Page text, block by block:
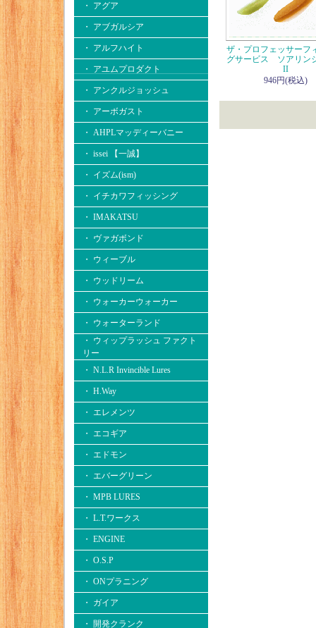
・ アグア
・ アブガルシア
・ アルフハイト
・ アユムプロダクト
・ アンクルジョッシュ
・ アーボガスト
・ AHPLマッディーバニー
・ issei 【一誠】
・ イズム(ism)
・ イチカワフィッシング
・ IMAKATSU
・ ヴァガボンド
・ ウィーブル
・ ウッドリーム
・ ウォーカーウォーカー
・ ウォーターランド
・ ウィップラッシュ ファクト
リー
・ N.L.R Invincible Lures
・ H.Way
・ エレメンツ
・ エコギア
・ エドモン
・ エバーグリーン
・ MPB LURES
・ L.T.ワークス
・ ENGINE
・ O.S.P
・ ONプラニング
・ ガイア
・ 開発クランク
ザ・プロフェッサーフ
グサービス ソアリン
II
946円(税込)